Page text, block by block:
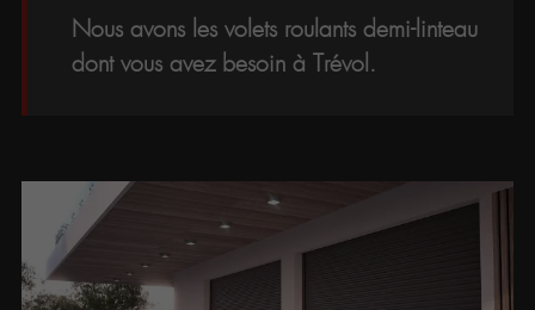
Nous avons les volets roulants demi-linteau
dont vous avez besoin à Trévol.